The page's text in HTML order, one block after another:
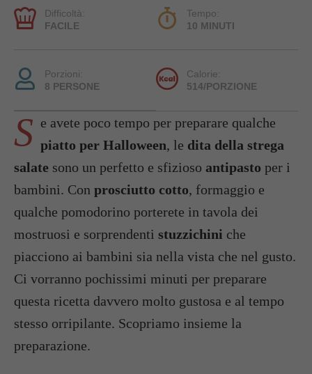
Difficoltà:
FACILE
Tempo:
10 MINUTI
Porzioni:
8 PERSONE
Calorie:
514/PORZIONE
S e avete poco tempo per preparare qualche
piatto per Halloween, le dita della strega
salate sono un perfetto e sfizioso antipasto per i
bambini. Con prosciutto cotto, formaggio e
qualche pomodorino porterete in tavola dei
mostruosi e sorprendenti stuzzichini che
piacciono ai bambini sia nella vista che nel gusto.
Ci vorranno pochissimi minuti per preparare
questa ricetta davvero molto gustosa e al tempo
stesso orripilante. Scopriamo insieme la
preparazione.